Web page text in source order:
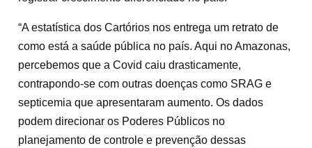
“A estatística dos Cartórios nos entrega um retrato de
como está a saúde pública no país. Aqui no Amazonas,
percebemos que a Covid caiu drasticamente,
contrapondo-se com outras doenças como SRAG e
septicemia que apresentaram aumento. Os dados
podem direcionar os Poderes Públicos no
planejamento de controle e prevenção dessas